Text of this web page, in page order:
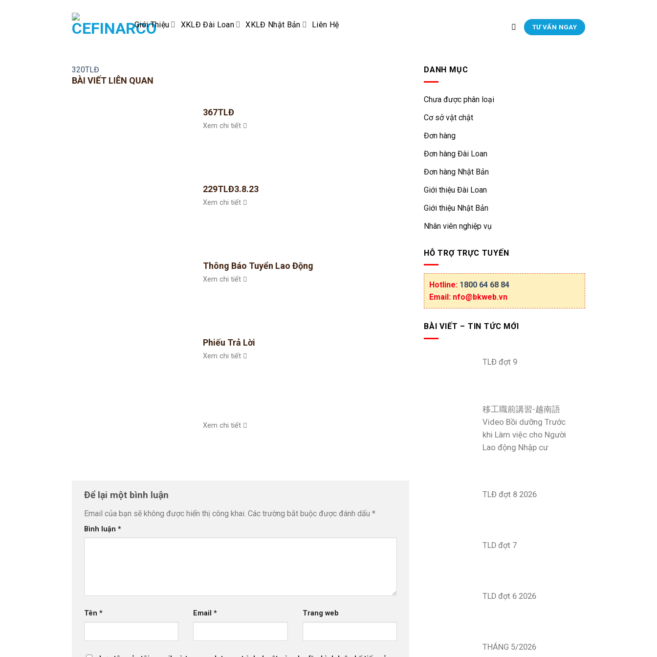
Giới Thiệu XKLĐ Đài Loan XKLĐ Nhật Bản Liên Hệ TƯ VẤN NGAY
320TLĐ
BÀI VIẾT LIÊN QUAN
367TLĐ
Xem chi tiết
229TLĐ3.8.23
Xem chi tiết
Thông Báo Tuyển Lao Động
Xem chi tiết
Phiếu Trả Lời
Xem chi tiết
Xem chi tiết
Để lại một bình luận
Email của bạn sẽ không được hiển thị công khai. Các trường bắt buộc được đánh dấu *
Bình luận *
Tên * Email* Trang web
DANH MỤC
Chưa được phân loại
Cơ sở vật chật
Đơn hàng
Đơn hàng Đài Loan
Đơn hàng Nhật Bản
Giới thiệu Đài Loan
Giới thiệu Nhật Bản
Nhân viên nghiệp vụ
HỖ TRỢ TRỰC TUYẾN
Hotline: 1800 64 68 84
Email: nfo@bkweb.vn
BÀI VIẾT – TIN TỨC MỚI
TLĐ đợt 9
移工職前講習-越南語
Video Bồi dưỡng Trước
khi Làm việc cho Người
Lao động Nhập cư
TLĐ đợt 8 2026
TLD đợt 7
TLD đợt 6 2026
THÁNG 5/2026